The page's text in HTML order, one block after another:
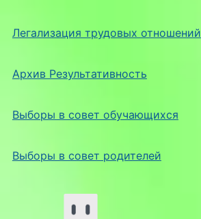
Легализация трудовых отношений
Архив Результативность
Выборы в совет обучающихся
Выборы в совет родителей